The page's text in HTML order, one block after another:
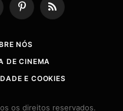
PinterestRSS
NÓS
DE CINEMA
E COOKIES
os direitos reservados.